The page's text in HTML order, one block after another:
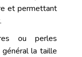
et permettant
ou perles
général la taille